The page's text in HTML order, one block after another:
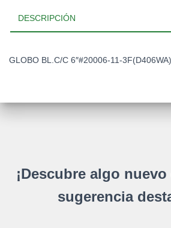
DESCRIPCIÓN
GLOBO BL.C/C 6″#20006-11-3F(D406WA)
¡Descubre algo
sugerencia